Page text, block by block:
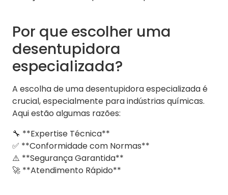
Por que escolher uma
desentupidora
especializada?
A escolha de uma desentupidora especializada é
crucial, especialmente para indústrias químicas.
Aqui estão algumas razões:
🔧 **Expertise Técnica**
✅ **Conformidade com Normas**
⚠️ **Segurança Garantida**
🚀 **Atendimento Rápido**